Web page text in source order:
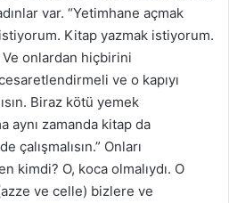
var. “Yetimhane açmak
Kitap yazmak istiyorum.
onlardan hiçbirini
ve o kapıyı
Biraz kötü yemek
aynı zamanda kitap da
çalışmalısın.” Onları
kimdi? O, koca olmalıydı. O
(azze ve celle) bizlere ve